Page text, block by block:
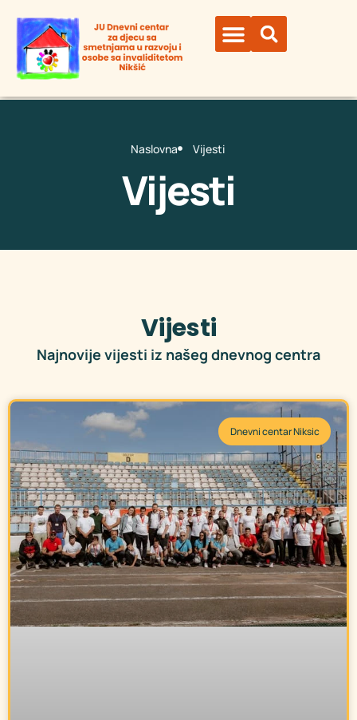
Vijesti
Naslovna Vijesti
Vijesti
Vijesti
Najnovije vijesti iz našeg dnevnog centra
Dnevni centar Niksic